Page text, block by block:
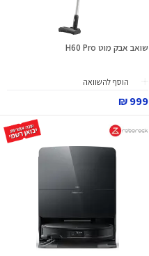
שואב אבק מוט H60 Pro
הוסף להשוואה
999 ₪